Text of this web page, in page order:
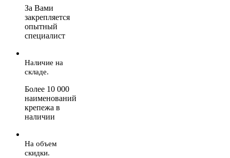
За Вами
закрепляется
опытный
специалист
Наличие на
складе.
Более 10 000
наименований
крепежа в
наличии
На объем
скидки.